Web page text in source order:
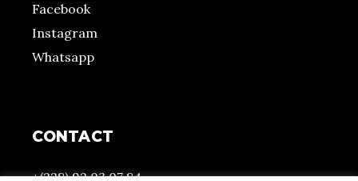
Facebook
Instagram
Whatsapp
CONTACT
+(228) 92 03 07 84